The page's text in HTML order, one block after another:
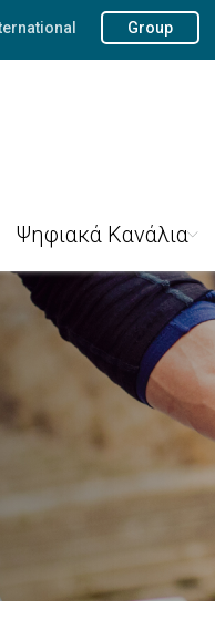
Group
Ψηφιακά Κανάλια